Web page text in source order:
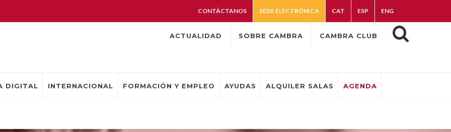
CONTÁCTANOS SEDE ELECTRÓNICA CAT ESP ENG
ACTUALIDAD SOBRE CAMBRA CAMBRA CLUB
DIGITAL INTERNACIONAL FORMACIÓN Y EMPLEO AYUDAS ALQUILER SALAS AGENDA